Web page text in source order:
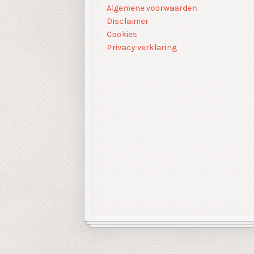
Algemene voorwaarden
Disclaimer
Cookies
Privacy verklaring